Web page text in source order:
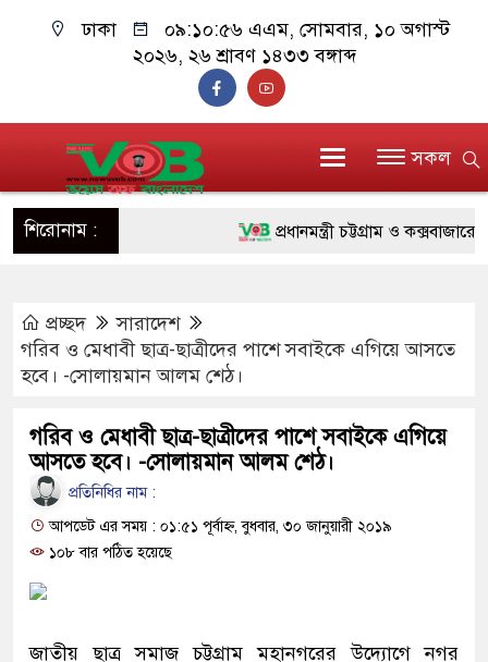
ঢাকা ০৯:১০:৫৭ এএম, সোমবার, ১০ অগাস্ট
২০২৬, ২৬ শ্রাবণ ১৪৩৩ বঙ্গাব্দ
সকল
শিরোনাম : প্রধানমন্ত্রী চট্টগ্রাম ও কক্সবাজারে
ফ্যাসিবাদবিরোধী আন্দোলনে
উদ্ধার
প্রচ্ছদ
সারাদেশ
গরিব ও মেধাবী ছাত্র-ছাত্রীদের পাশে সবাইকে এগিয়ে আসতে
হবে। -সোলায়মান আলম শেঠ।
গরিব ও মেধাবী ছাত্র-ছাত্রীদের পাশে সবাইকে এগিয়ে
আসতে হবে। -সোলায়মান আলম শেঠ।
প্রতিনিধির নাম :
আপডেট এর সময় : ০১:৫১ পূর্বাহ্ন, বুধবার, ৩০ জানুয়ারী ২০১৯
১০৮ বার পঠিত হয়েছে
জাতীয় ছাত্র সমাজ চট্টগ্রাম মহানগরের উদ্যোগে নগর